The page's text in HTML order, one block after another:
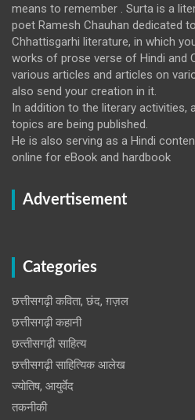
means to remember . Surta is a
poet Ramesh Chauhan dedicated
Chhattisgarhi literature, in which
works of prose verse of Hindi and
various articles and articles on
also send your creation in it.
In addition to the literary activities,
topics are being published.
He is also serving as a Hindi
online for eBook and hardbook
Advertisement
Categories
छत्तीसगढ़ी कविता, छंद, ग़ज़ल
छत्तीसगढ़ी कहानी
छत्‍तीसगढ़ी साहित्‍य
छत्तीसगढ़ी साहित्यिक आलेख
ज्योतिष, आयुर्वेद
तकनीकी